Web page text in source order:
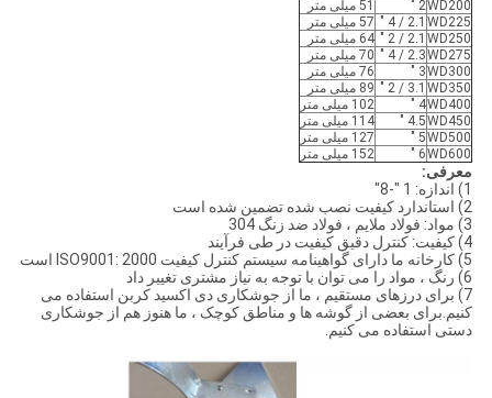
WD200
2 "
51 میلی متر
WD225
2.1 / 4 "
57 میلی متر
WD250
2.1 / 2 "
64 میلی متر
WD275
2.3 / 4 "
70 میلی متر
WD300
3 "
76 میلی متر
WD350
3.1 / 2 "
89 میلی متر
WD400
4 "
102 میلی متر
WD450
4.5 "
114 میلی متر
WD500
5 "
127 میلی متر
WD600
6 " 152 میلی متر
معرفی:
1) اندازه: 1 "-8"
2) استاندارد کیفیت نصب شده تضمین شده است
3) مواد: فولاد ملایم ، فولاد ضد زنگ 304
4) کیفیت: کنترل دقیق کیفیت در طی فرآیند
5) کارخانه ما دارای گواهینامه سیستم کنترل کیفیت ISO9001: 2000 است
6) رنگ ، مواد را می توان با توجه به نیاز مشتری تغییر داد
7) برای درزهای مستقیم ، ما از جوشکاری دی اکسید کربن استفاده می
کنیم.برای بعضی از گوشه ها و مناطق کوچک ، ما هنوز هم از جوشکاری
دستی استفاده می کنیم.